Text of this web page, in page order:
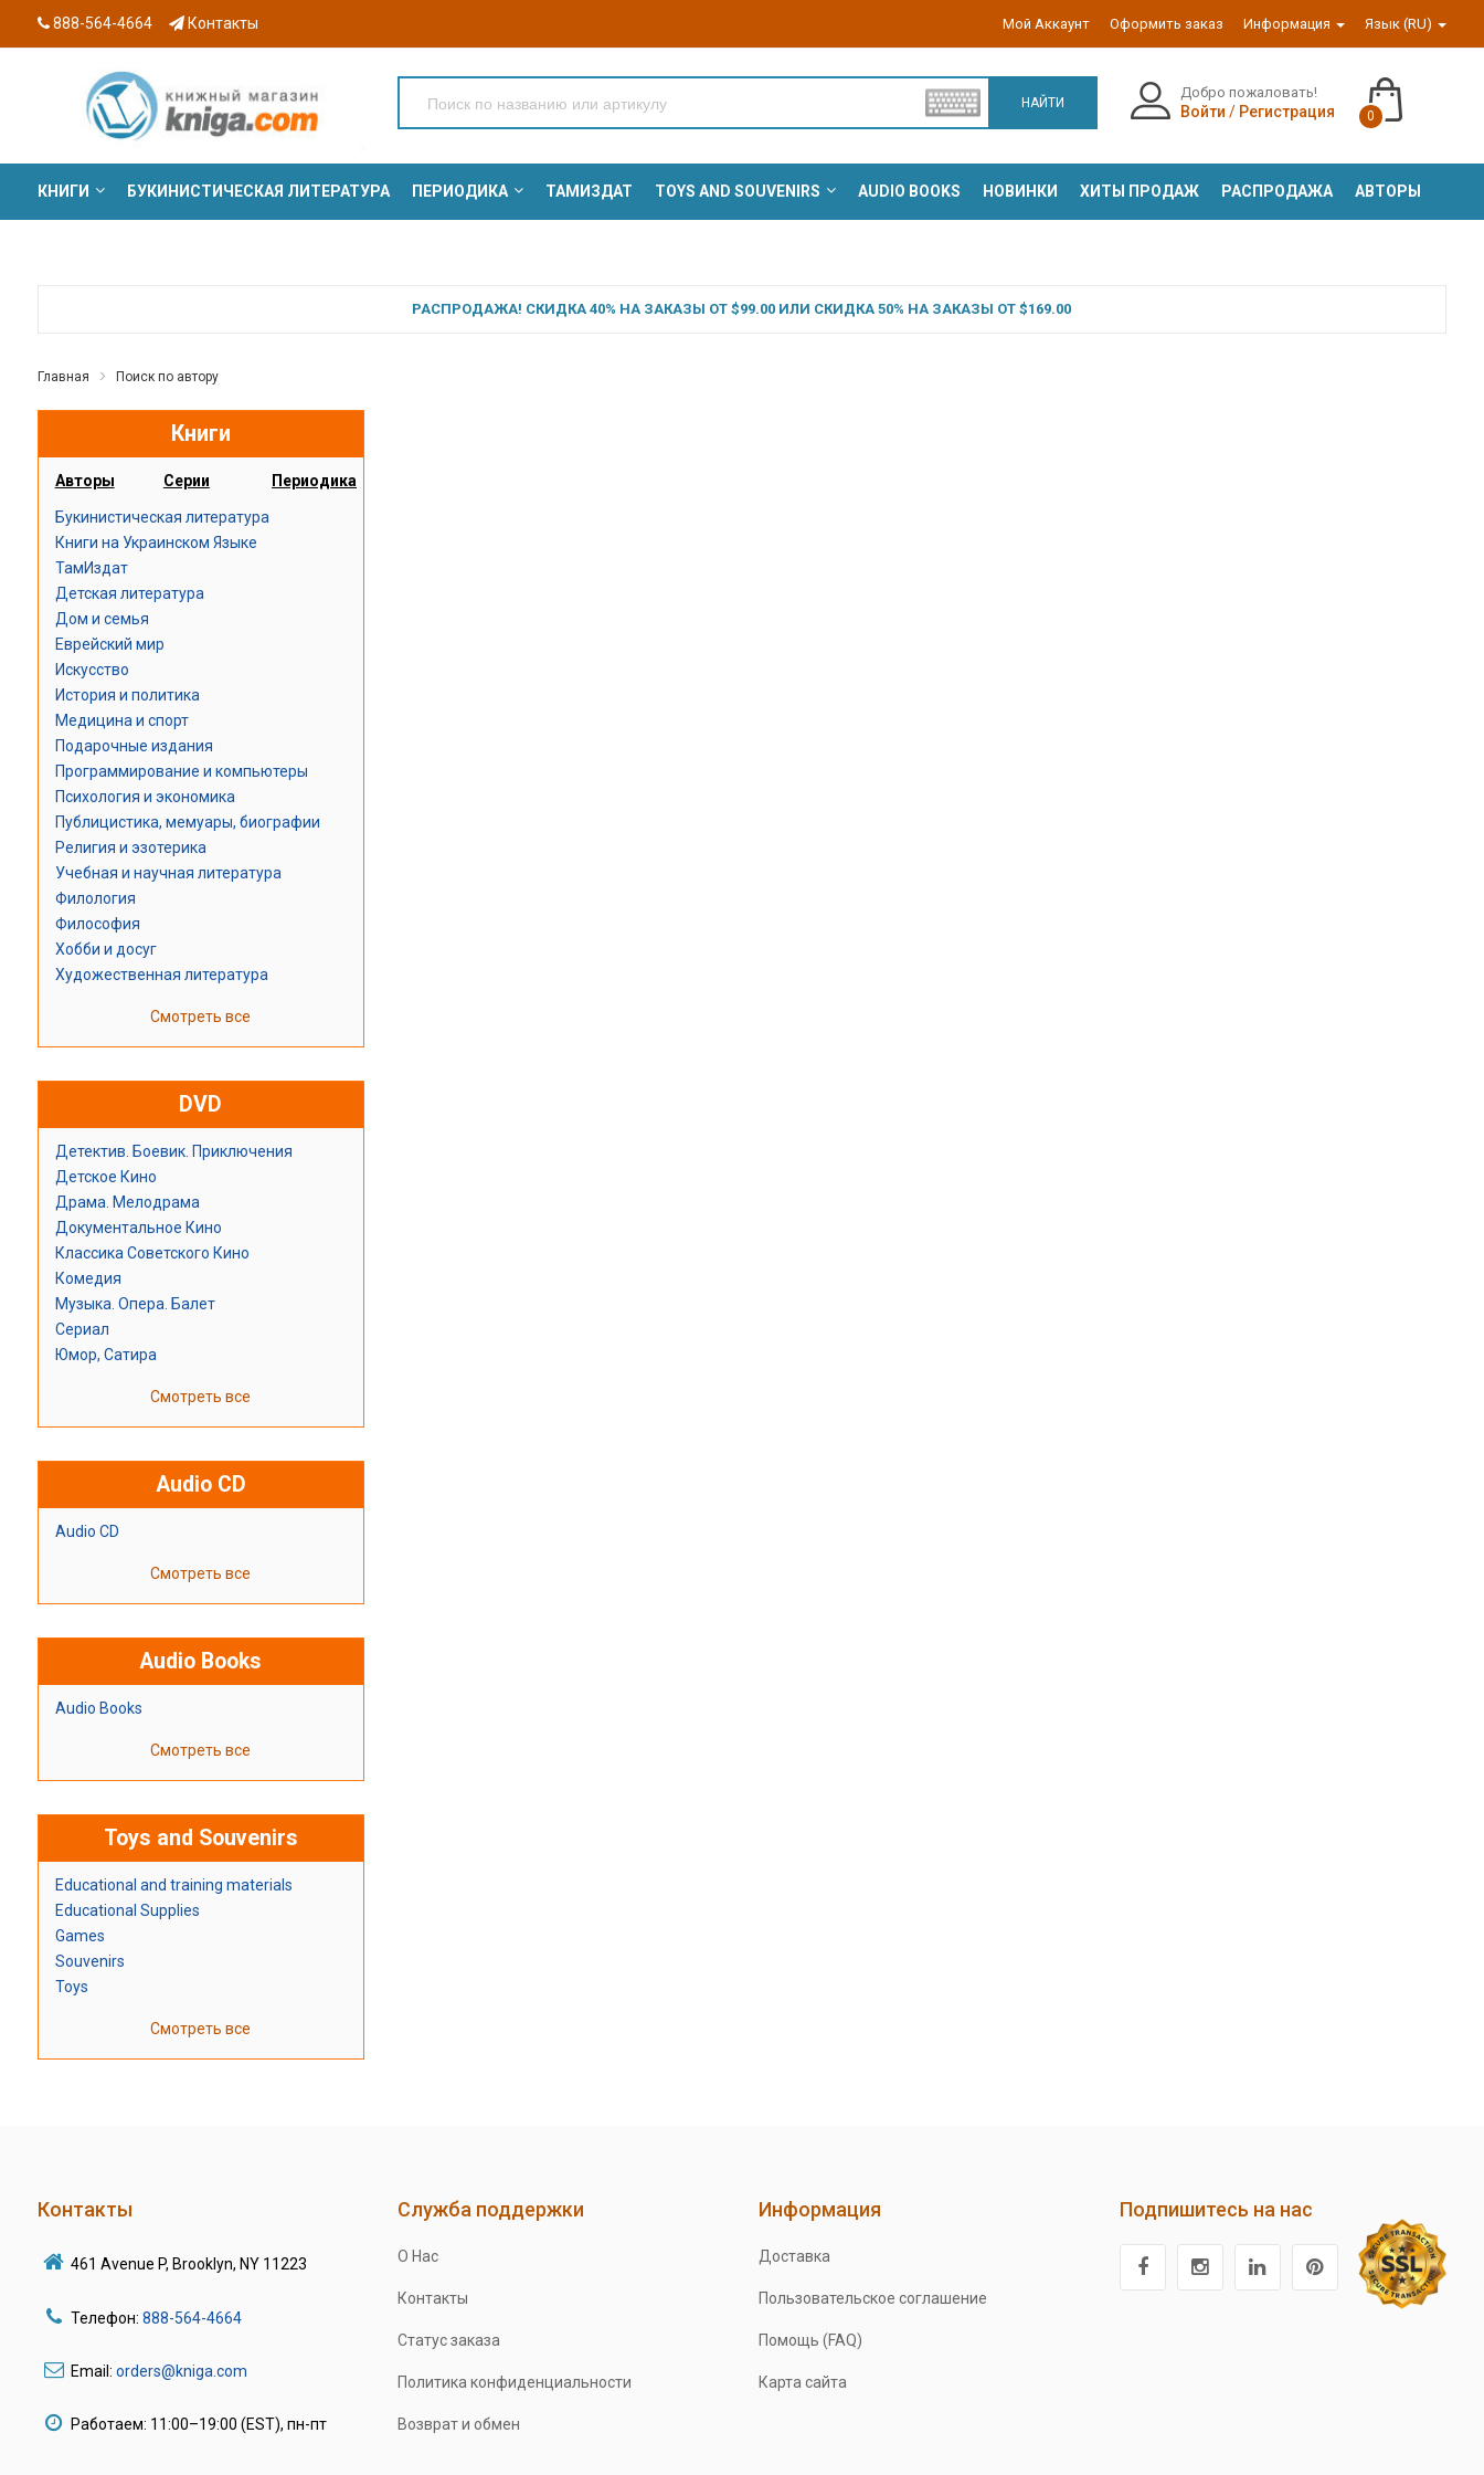
888-564-4664 Контакты Мой Аккаунт Оформить заказ Информация Язык (RU)
НАЙТИ
Добро пожаловать!
Войти / Регистрация 0
КНИГИ БУКИНИСТИЧЕСКАЯ ЛИТЕРАТУРА ПЕРИОДИКА ТАМИЗДАТ TOYS AND SOUVENIRS AUDIO BOOKS НОВИНКИ ХИТЫ ПРОДАЖ РАСПРОДАЖА АВТОРЫ
РАСПРОДАЖА! СКИДКА 40% НА ЗАКАЗЫ ОТ $99.00 ИЛИ СКИДКА 50% НА ЗАКАЗЫ ОТ $169.00
Главная Поиск по автору
Книги
Авторы Серии Периодика
Букинистическая литература
Книги на Украинском Языке
ТамИздат
Детская литература
Дом и семья
Еврейский мир
Искусство
История и политика
Медицина и спорт
Подарочные издания
Программирование и компьютеры
Психология и экономика
Публицистика, мемуары, биографии
Религия и эзотерика
Учебная и научная литература
Филология
Философия
Хобби и досуг
Художественная литература
Смотреть все
DVD
Детектив. Боевик. Приключения
Детское Кино
Драма. Мелодрама
Документальное Кино
Классика Советского Кино
Комедия
Музыка. Опера. Балет
Сериал
Юмор, Сатира
Смотреть все
Audio CD
Audio CD
Смотреть все
Audio Books
Audio Books
Смотреть все
Toys and Souvenirs
Educational and training materials
Educational Supplies
Games
Souvenirs
Toys
Смотреть все
Контакты
461 Avenue P, Brooklyn, NY 11223
Телефон: 888-564-4664
Email: orders@kniga.com
Работаем: 11:00–19:00 (EST), пн-пт
Служба поддержки
О Нас
Контакты
Статус заказа
Политика конфиденциальности
Возврат и обмен
Информация
Доставка
Пользовательское соглашение
Помощь (FAQ)
Карта сайта
Подпишитесь на нас